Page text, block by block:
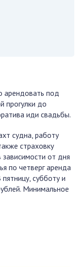
арендовать под
прогулки до
иди свадьбы.
судна, работу
страховку
от дня
по четверг аренда
субботу и
Минимальное